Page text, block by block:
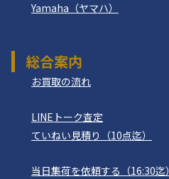
Yamaha（ヤマハ）
総合案内
お買取の流れ
LINEトーク査定
ていねい見積り（10点迄）
当日集荷を依頼する（16:30迄）